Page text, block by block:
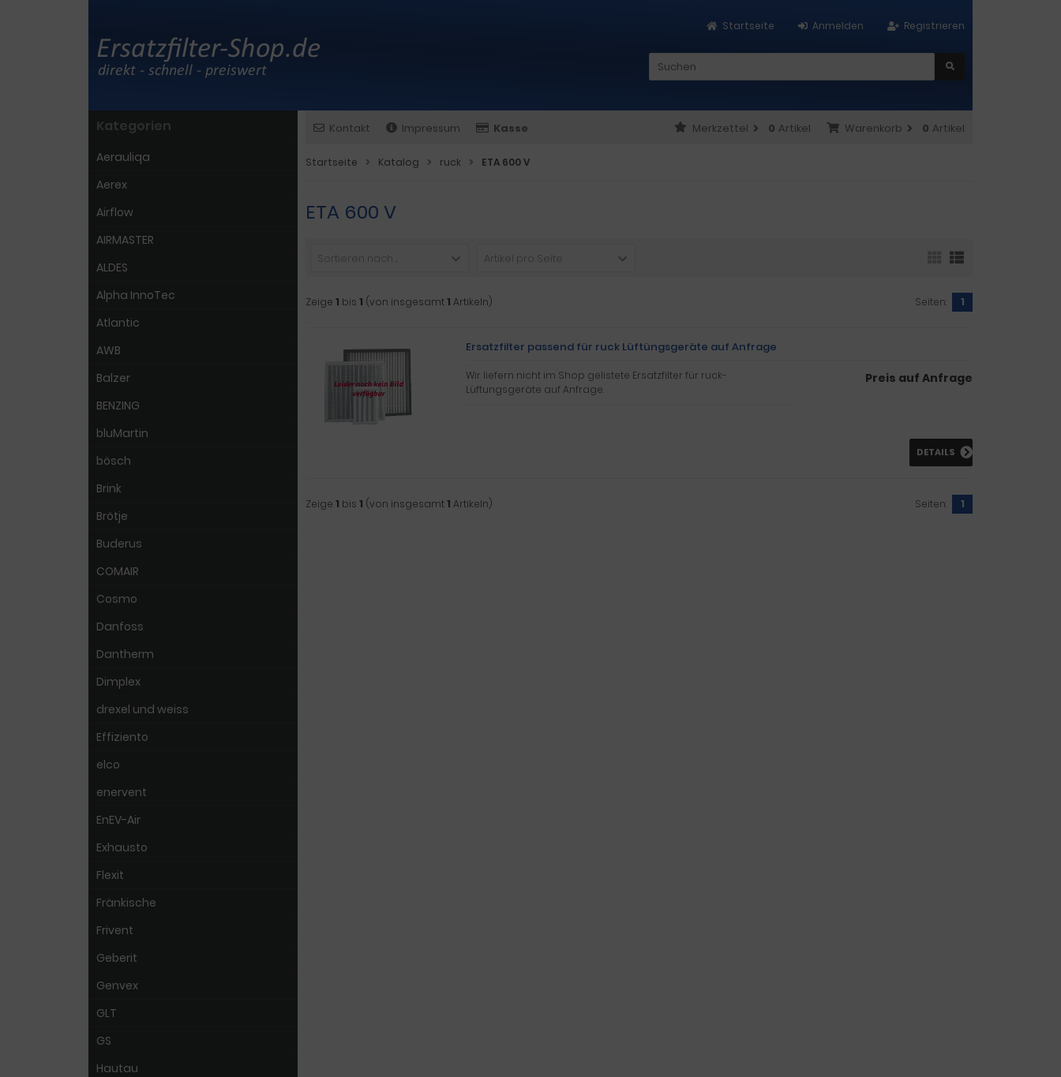
Registrieren
Anmelden
Startseite
Kontakt Impressum Kasse Warenkorb 0 Artikel
Merkzettel 0 Artikel
Startseite Katalog ruck ETA 600 V
ETA 600 V
Sortieren nach ... Artikel pro Seite
Zeige 1 bis 1 (von insgesamt1 Artikeln) Seiten: 1
Ersatzfilter passend für ruck Lüftüngsgeräte auf Anfrage
Wir liefern nicht im Shop gelistete Ersatzfilter für ruck-
Lüftungsgeräte auf Anfrage.
Preis auf Anfrage
DETAILS
Zeige 1 bis 1 (von insgesamt1 Artikeln) Seiten: 1
Kategorien
Aerauliqa
Aerex
Airflow
AIRMASTER
ALDES
Alpha InnoTec
Atlantic
AWB
Balzer
BENZING
bluMartin
bösch
Brink
Brötje
Buderus
COMAIR
Cosmo
Danfoss
Dantherm
Dimplex
drexel und weiss
Effiziento
elco
enervent
EnEV-Air
Exhausto
Flexit
Fränkische
Frivent
Geberit
Genvex
GLT
GS
Hautau